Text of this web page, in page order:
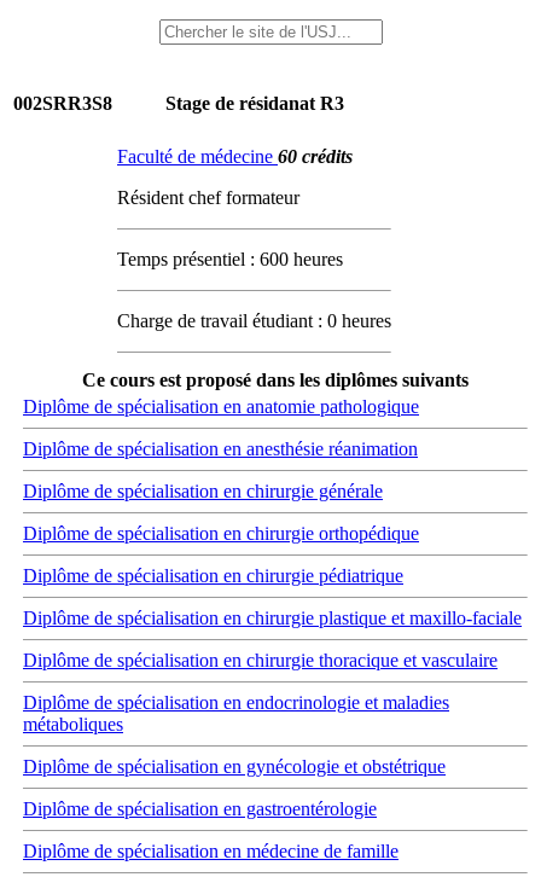
002SRR3S8 Stage de résidanat R3
Faculté de médecine 60 crédits
Résident chef formateur
Temps présentiel : 600 heures
Charge de travail étudiant : 0 heures
Ce cours est proposé dans les diplômes suivants
Diplôme de spécialisation en anatomie pathologique
Diplôme de spécialisation en anesthésie réanimation
Diplôme de spécialisation en chirurgie générale
Diplôme de spécialisation en chirurgie orthopédique
Diplôme de spécialisation en chirurgie pédiatrique
Diplôme de spécialisation en chirurgie plastique et maxillo-faciale
Diplôme de spécialisation en chirurgie thoracique et vasculaire
Diplôme de spécialisation en endocrinologie et maladies
métaboliques
Diplôme de spécialisation en gynécologie et obstétrique
Diplôme de spécialisation en gastroentérologie
Diplôme de spécialisation en médecine de famille